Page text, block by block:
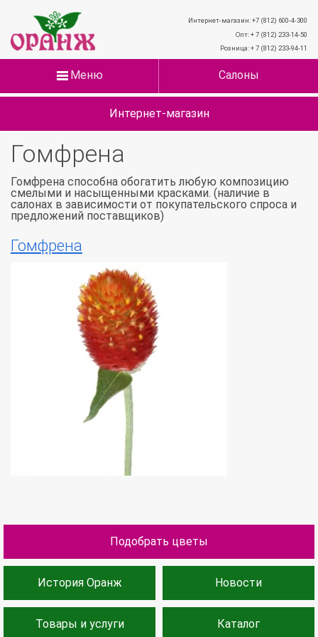
Интернет-магазин: +7 (812) 600-4-300
Опт: + 7 (812) 233-14-50
Розница: + 7 (812) 233-94-11
Меню Салоны
Интернет-магазин
Гомфрена
Гомфрена способна обогатить любую композицию
смелыми и насыщенными красками. (наличие в
салонах в зависимости от покупательского спроса и
предложений поставщиков)
Гомфрена
Подобрать цветы
История Оранж Новости
Товары и услуги Каталог